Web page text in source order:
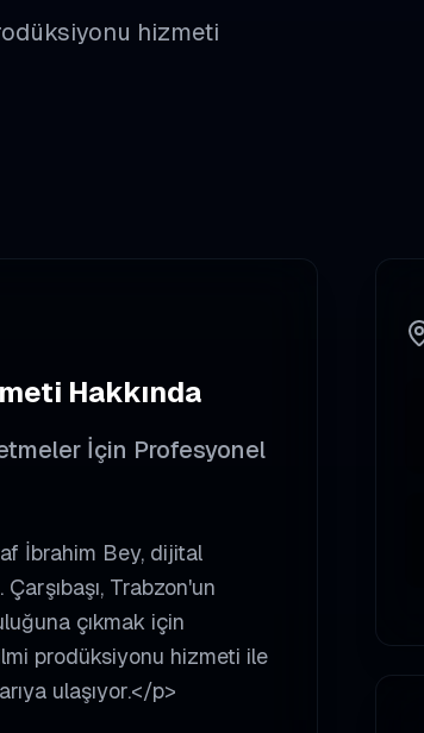
hizmeti
Hakkında
İçin Profesyonel
İbrahim Bey, dijital
Trabzon'un
çıkmak için
prodüksiyonu hizmeti ile
ulaşıyor.</p>